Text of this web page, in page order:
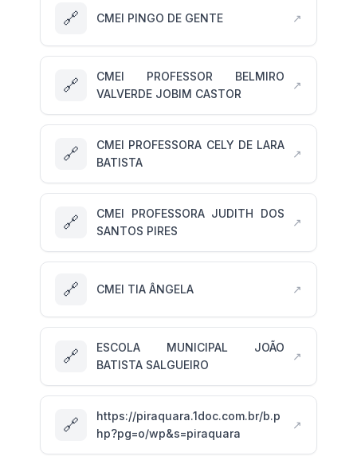
🔗 CMEI PINGO DE GENTE ↗
🔗
CMEI PROFESSOR BELMIRO
VALVERDE JOBIM CASTOR
↗
🔗
CMEI PROFESSORA CELY DE LARA
BATISTA
↗
🔗
CMEI PROFESSORA JUDITH DOS
SANTOS PIRES
↗
🔗 CMEI TIA ÂNGELA ↗
🔗
ESCOLA MUNICIPAL JOÃO
BATISTA SALGUEIRO
↗
🔗
https://piraquara.1doc.com.br/b.p
hp?pg=o/wp&s=piraquara
↗